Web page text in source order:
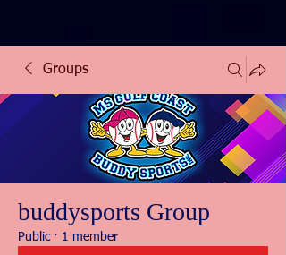
Groups
buddysports Group
Public · 1 member